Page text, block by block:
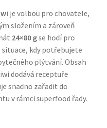
masa, bez obilovin
je volbou pro chovatele,
složením a zároveň
24×80 gse hodí pro
kdy potřebujete
plýtvání. Obsah
dodává receptuře
snadno zařadit do
v rámci superfood řady.